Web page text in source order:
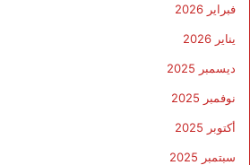
فبراير 2026
يناير 2026
ديسمبر 2025
نوفمبر 2025
أكتوبر 2025
سبتمبر 2025